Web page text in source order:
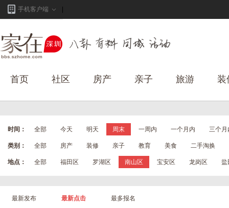
手机客户端
首页 社区 房产 亲子 旅游 装
时间： 全部 今天 明天 周末 一周内 一个月内 三个月
类别： 全部 房产 装修 亲子 教育 美食 二手淘换
地点： 全部 福田区 罗湖区 南山区 宝安区 龙岗区 盐
最新发布 最新点击 最多报名